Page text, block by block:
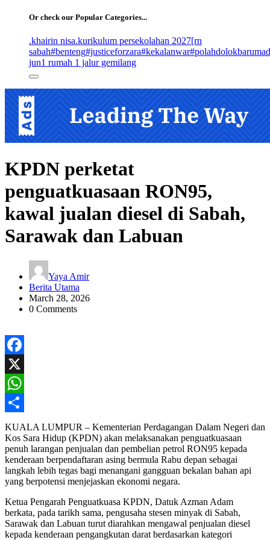
Or check our Popular Categories...
.khairin nisa.kurikulum persekolahan 2027[rn
sabah#benteng#justiceforzara#kekalanwar
jun1 rumah 1 jalur gemilang
KPDN perketat
penguatkuasaan RON95,
kawal jualan diesel di Sabah,
Sarawak dan Labuan
Yaya Amir
Berita Utama
March 28, 2026
0 Comments
Facebook
X
WhatsApp
Share
KUALA LUMPUR – Kementerian Perdagangan Dalam Negeri dan
Kos Sara Hidup (KPDN) akan melaksanakan penguatkuasaan
penuh larangan penjualan dan pembelian petrol RON95 kepada
kenderaan berpendaftaran asing bermula Rabu depan sebagai
langkah lebih tegas bagi menangani gangguan bekalan bahan api
yang berpotensi menjejaskan ekonomi negara.
Ketua Pengarah Penguatkuasa KPDN, Datuk Azman Adam
berkata, pada tarikh sama, pengusaha stesen minyak di Sabah,
Sarawak dan Labuan turut diarahkan mengawal penjualan diesel
kepada kenderaan pengangkutan darat berdasarkan kategori